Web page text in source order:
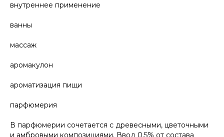
внутреннее применение
ванны
массаж
аромакулон
ароматизация пищи
парфюмерия
В парфюмерии сочетается с древесными, цветочными